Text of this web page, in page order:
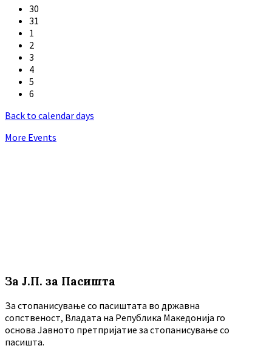
30
31
1
2
3
4
5
6
Back to calendar days
More Events
За Ј.П. за Пасишта
За стопанисување со пасиштата во државна
сопственост, Владата на Република Македонија го
основа Јавното претпријатие за стопанисување со
пасишта.